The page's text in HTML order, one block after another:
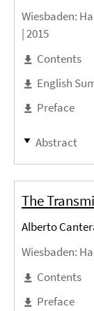
Wiesbaden:
|2015
Contents
English
Preface
Abstract
The
Alberto
Wiesbaden:
Contents
Preface